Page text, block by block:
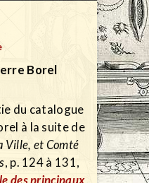
Borel
du catalogue
à la suite de
Ville, et Comté
, p. 124 à 131,